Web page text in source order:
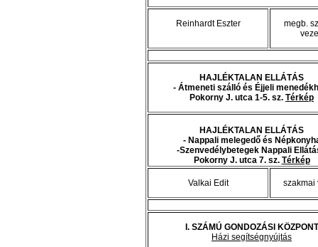
Reinhardt Eszter
megb.
HAJLÉKTALAN ELLÁTÁS
- Átmeneti szálló és Éjjeli
Pokorny J. utca 1-5. sz. Térkép
HAJLÉKTALAN ELLÁTÁS
- Nappali melegedő és
-Szenvedélybetegek Nappali
Pokorny J. utca 7. sz. Térkép
Valkai Edit szakmai
I. SZÁMÚ GONDOZÁSI KÖZPONT
Házi segítségnyújtás